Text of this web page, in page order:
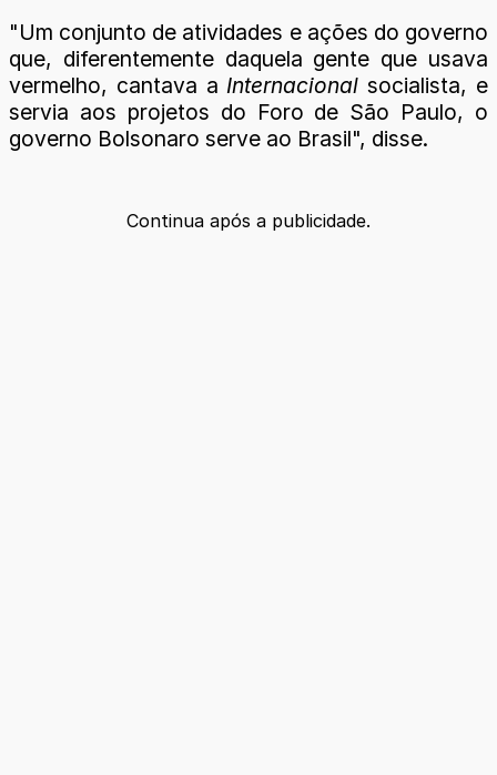
"Um conjunto de atividades e ações do governo
que, diferentemente daquela gente que usava
vermelho, cantava aInternacional socialista, e
servia aos projetos do Foro de São Paulo, o
governo Bolsonaro serve ao Brasil", disse.
Continua após a publicidade.